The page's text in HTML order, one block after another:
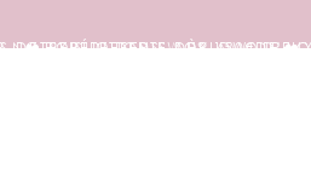
NOTRE SITE DEDIE AUX
DE PORT OFFERTS DÈS 150€
❤️ EXPÉDITIONS WORLDWIDE ❤️